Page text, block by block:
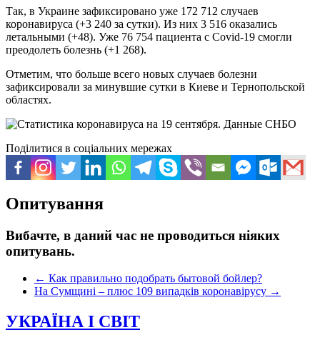
Так, в Украине зафиксировано уже 172 712 случаев
коронавируса (+3 240 за сутки). Из них 3 516 оказались
летальными (+48). Уже 76 754 пациента с Covid-19 смогли
преодолеть болезнь (+1 268).
Отметим, что больше всего новых случаев болезни
зафиксировали за минувшие сутки в Киеве и Тернопольской
областях.
Поділитися в соціальних мережах
Опитування
Вибачте, в даний час не проводиться ніяких
опитувань.
← Как правильно подобрать бытовой бойлер?
На Сумщині – плюс 109 випадків коронавірусу →
УКРАЇНА І СВІТ